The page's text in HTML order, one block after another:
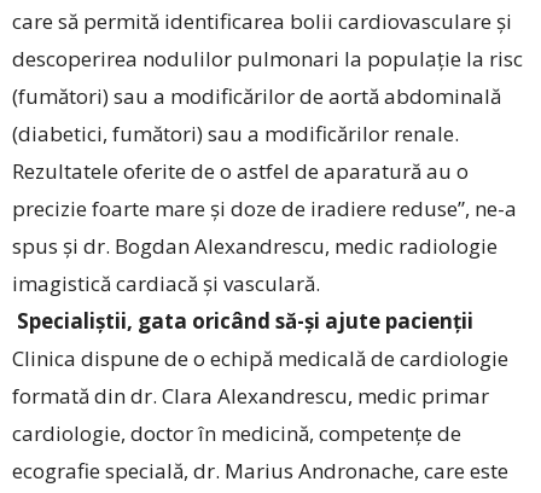
care să permită identificarea bolii cardiovasculare și
descoperirea nodulilor pulmonari la populație la risc
(fumători) sau a modificărilor de aortă abdominală
(diabetici, fumători) sau a modificărilor renale.
Rezultatele oferite de o astfel de aparatură au o
precizie foarte mare și doze de iradiere reduse”, ne-a
spus și dr. Bogdan Alexandrescu, medic radiologie
imagistică cardiacă și vasculară.
Specialiștii, gata oricând să-și ajute pacienții
Clinica dispune de o echipă medicală de cardiologie
formată din dr. Clara Alexandrescu, medic primar
cardiologie, doctor în medicină, competențe de
ecografie specială, dr. Marius Andronache, care este